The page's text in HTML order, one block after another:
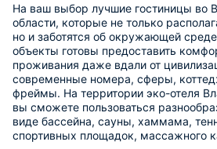
На ваш выбор лучшие гостиницы во
области, которые не только
но и заботятся об окружающей
объекты готовы предоставить
проживания даже вдали от
современные номера, сферы,
фреймы. На территории эко-отеля
вы сможете пользоваться
виде бассейна, сауны, хаммама,
спортивных площадок, массажного